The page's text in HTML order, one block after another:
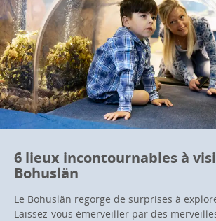
6 lieux incontournables à
Bohuslän
Le Bohuslän regorge de surprises à
Laissez-vous émerveiller par des